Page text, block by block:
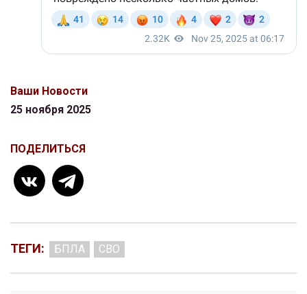
Ваши Новости
25 ноября 2025
ПОДЕЛИТЬСЯ
ТЕГИ: БПЛА СВО